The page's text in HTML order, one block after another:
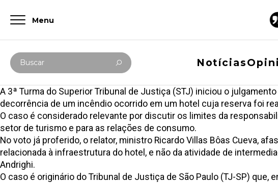
Menu
Digite abaixo sua busca
Buscar
Notícias
A 3ª Turma do Superior Tribunal de Justiça (STJ) iniciou o
decorrência de um incêndio ocorrido em um hotel cuja reserva foi
O caso é considerado relevante por discutir os limites da
setor de turismo e para as relações de consumo.
No voto já proferido, o relator, ministro Ricardo Villas Bôas Cueva,
relacionada à infraestrutura do hotel, e não da atividade de
Andrighi.
O caso é originário do Tribunal de Justiça de São Paulo (TJ-SP)